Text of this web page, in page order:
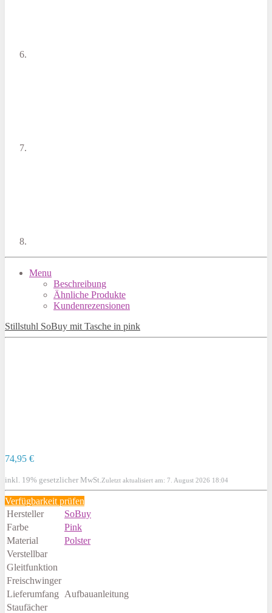
Menu
Beschreibung
Ähnliche Produkte
Kundenrezensionen
Stillstuhl SoBuy mit Tasche in pink
74,95 €
inkl. 19% gesetzlicher MwSt. Zuletzt aktualisiert am: 7. August 2026 18:04
Verfügbarkeit prüfen
Hersteller
SoBuy
Farbe
Pink
Material
Polster
Verstellbar
Gleitfunktion
Freischwinger
Lieferumfang
Aufbauanleitung
Staufächer